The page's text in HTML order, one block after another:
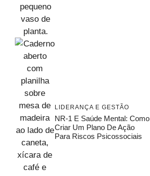
LIDERANÇA E GESTÃO
NR-1 E Saúde Mental: Como
Criar Um Plano De Ação
Para Riscos Psicossociais